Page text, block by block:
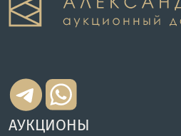
АУКЦИОНЫ